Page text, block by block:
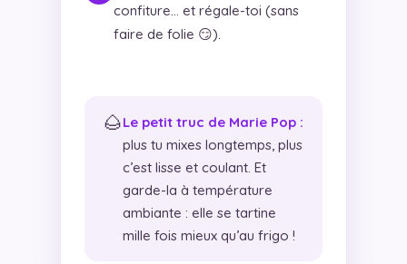
confiture… et régale-toi (sans
faire de folie 😏).
🌰Le petit truc de Marie Pop :
plus tu mixes longtemps, plus
c’est lisse et coulant. Et
garde-la à température
ambiante : elle se tartine
mille fois mieux qu’au frigo !